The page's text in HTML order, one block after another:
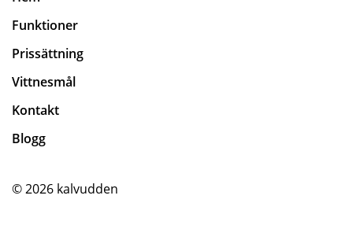
Funktioner
Prissättning
Vittnesmål
Kontakt
Blogg
© 2026 kalvudden